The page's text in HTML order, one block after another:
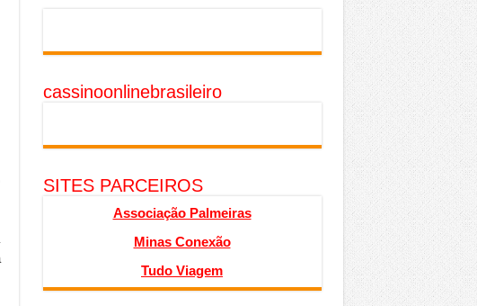
cassinoonlinebrasileiro
SITES PARCEIROS
Associação Palmeiras
Minas Conexão
Tudo Viagem